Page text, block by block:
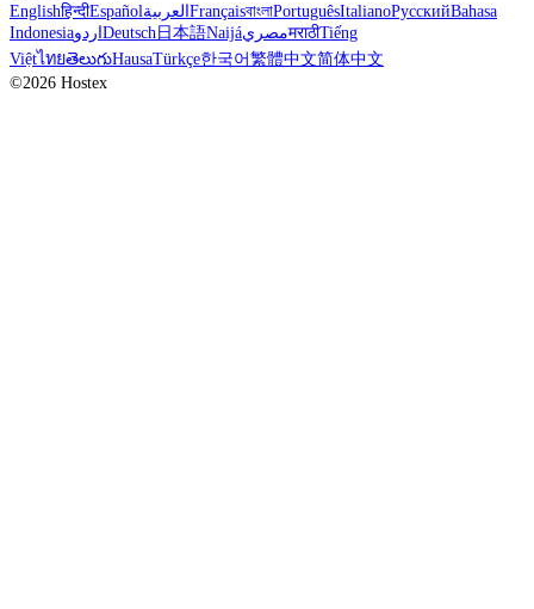
Englishहिन्दीEspañolالعربيةFrançaisবাংলাPortuguêsItalianoРусскийBahasa
IndonesiaاردوDeutsch日本語NaijáمصريमराठीTiếng
ViệtไทยతెలుగుHausaTürkçe한국어繁體中文简体中文
©2026 Hostex